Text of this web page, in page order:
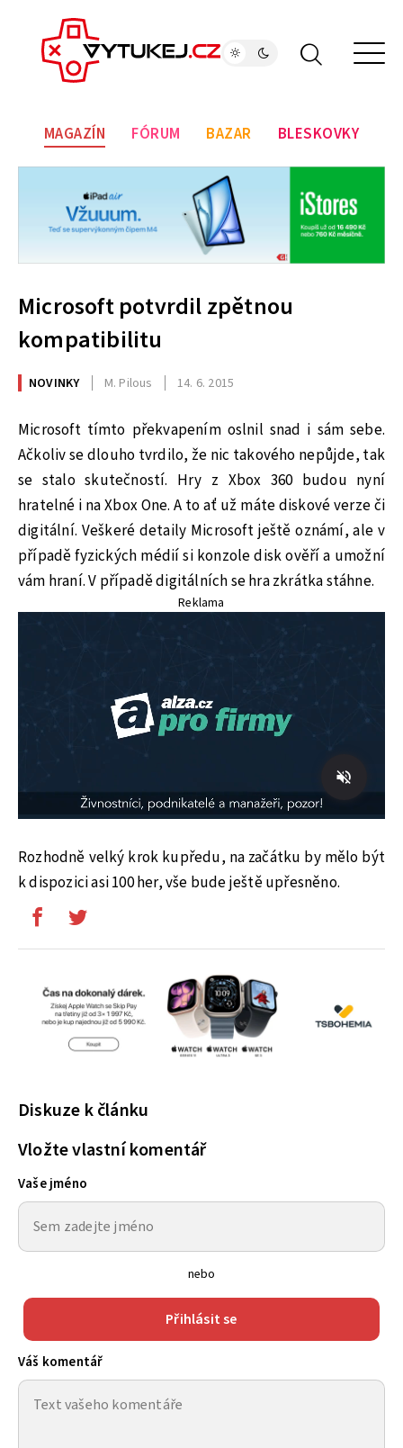
MAGAZÍN FÓRUM BAZAR BLESKOVKY
Microsoft potvrdil zpětnou
kompatibilitu
NOVINKY M. Pilous 14. 6. 2015
Microsoft tímto překvapením oslnil snad i sám sebe.
Ačkoliv se dlouho tvrdilo, že nic takového nepůjde, tak
se stalo skutečností. Hry z Xbox 360 budou nyní
hratelné i na Xbox One. A to ať už máte diskové verze či
digitální. Veškeré detaily Microsoft ještě oznámí, ale v
případě fyzických médií si konzole disk ověří a umožní
vám hraní. V případě digitálních se hra zkrátka stáhne.
Reklama
Rozhodně velký krok kupředu, na začátku by mělo být
k dispozici asi 100 her, vše bude ještě upřesněno.
Diskuze k článku
Vložte vlastní komentář
Vaše jméno
nebo
Přihlásit se
Váš komentář